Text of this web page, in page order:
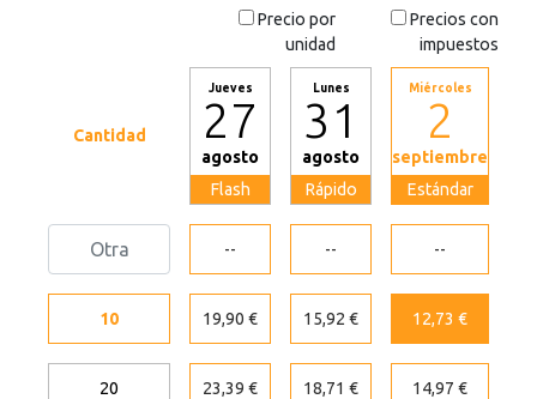
Precio por
unidad
Precios con
impuestos
Cantidad
Jueves
27
agosto
Flash
Lunes
31
agosto
Rápido
Miércoles
2
septiembre
Estándar
-- -- --
10 19,90 € 15,92 € 12,73 €
20 23,39 € 18,71 € 14,97 €